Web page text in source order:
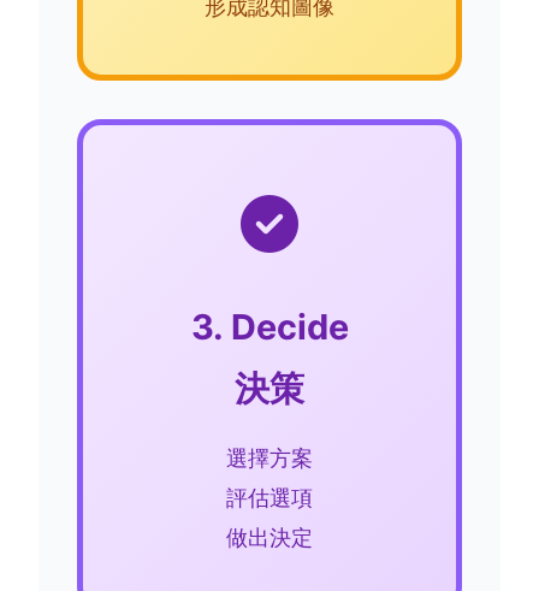
形成認知圖像
3. Decide
決策
選擇方案
評估選項
做出決定